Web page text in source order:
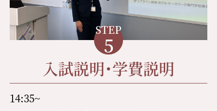
STEP
5
入試説明・学費説明
14:35~